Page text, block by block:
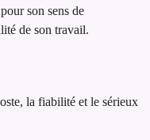
son sens de
de son travail.
la fiabilité et le sérieux